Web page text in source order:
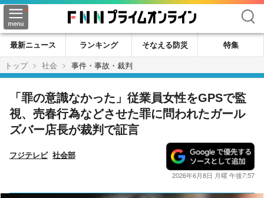
検索
最新ニュース ランキング そなえる防災
特集
トップ
社会 事件・事故・裁判
「罪の意識なかった」従業員女性をGPSで監
視、売春行為などさせた罪に問われたガール
ズバー店長が裁判で証言
フジテレビ 社会部
2026年6月8日 月曜 午後7:57